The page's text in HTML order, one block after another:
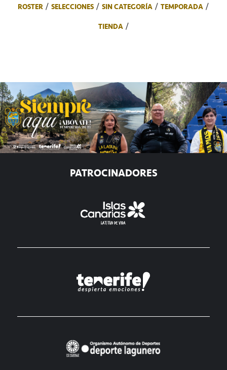
ROSTER
SELECCIONES SIN CATEGORÍA
TEMPORADA
TIENDA
PATROCINADORES